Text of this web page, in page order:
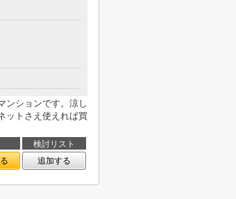
ンションです。涼し
ットさえ使えれば買
検討リスト
追加する